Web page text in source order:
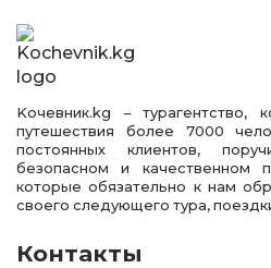
Kочевник.kg – турагентство,
путешествия более 7000
постоянных клиентов,
безопасном и качественном
которые обязательно к нам
своего следующего тура,
Контакты